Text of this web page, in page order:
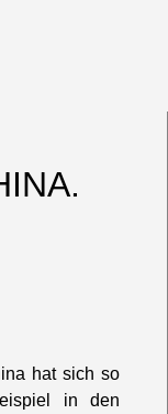
hat sich so
in den